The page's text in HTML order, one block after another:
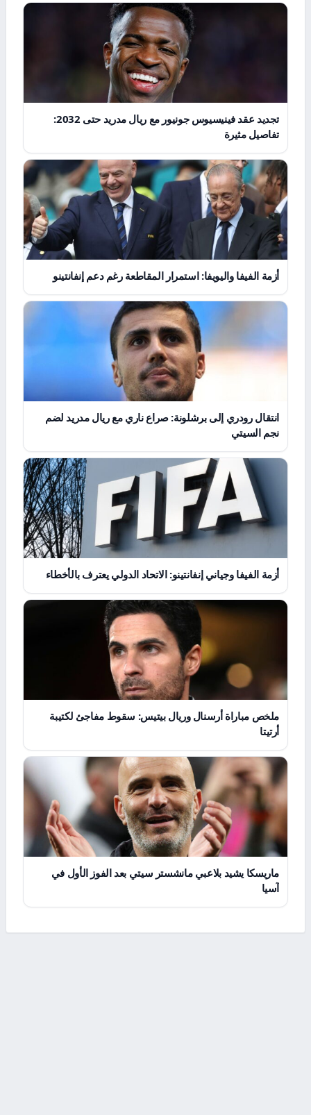
تجديد عقد فينيسيوس جونيور مع ريال مدريد حتى 2032:
تفاصيل مثيرة
أزمة الفيفا واليويفا: استمرار المقاطعة رغم دعم إنفانتينو
انتقال رودري إلى برشلونة: صراع ناري مع ريال مدريد لضم
نجم السيتي
أزمة الفيفا وجياني إنفانتينو: الاتحاد الدولي يعترف بالأخطاء
ملخص مباراة أرسنال وريال بيتيس: سقوط مفاجئ لكتيبة
أرتيتا
ماريسكا يشيد بلاعبي مانشستر سيتي بعد الفوز الأول في
آسيا